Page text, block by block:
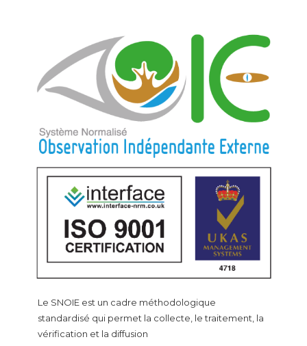
Le SNOIE est un cadre méthodologique
standardisé qui permet la collecte, le traitement, la
vérification et la diffusion